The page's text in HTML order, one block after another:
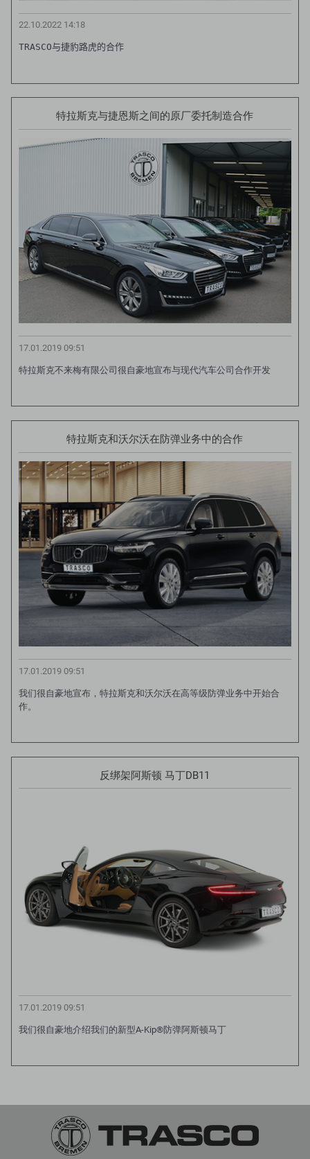
22.10.2022 14:18
TRASCO与捷豹路虎的合作
特拉斯克与捷恩斯之间的原厂委托制造合作
17.01.2019 09:51
特拉斯克不来梅有限公司很自豪地宣布与现代汽车公司合作开发
特拉斯克和沃尔沃在防弹业务中的合作
17.01.2019 09:51
我们很自豪地宣布，特拉斯克和沃尔沃在高等级防弹业务中开始合
作。
反绑架阿斯顿 马丁DB11
17.01.2019 09:51
我们很自豪地介绍我们的新型A-Kip®防弹阿斯顿马丁